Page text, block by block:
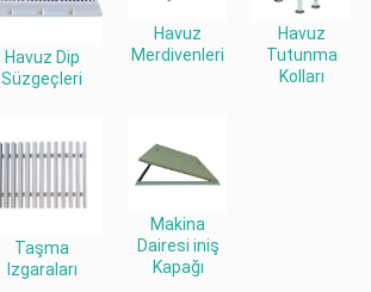
Havuz Dip
Süzgeçleri
Havuz
Merdivenleri
Havuz
Tutunma
Kolları
Taşma
Izgaraları
Makina
Dairesi iniş
Kapağı